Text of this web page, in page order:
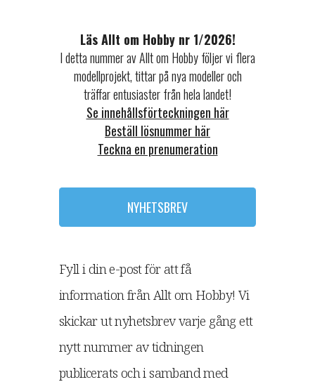
Läs Allt om Hobby nr 1/2026!
I detta nummer av Allt om Hobby följer vi flera
modellprojekt, tittar på nya modeller och
träffar entusiaster från hela landet!
Se innehållsförteckningen här
Beställ lösnummer här
Teckna en prenumeration
NYHETSBREV
Fyll i din e-post för att få
information från Allt om Hobby! Vi
skickar ut nyhetsbrev varje gång ett
nytt nummer av tidningen
publicerats och i samband med